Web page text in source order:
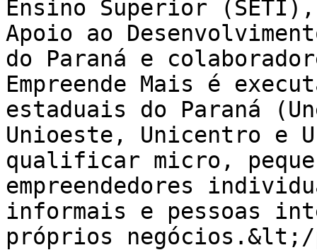
Ensino Superior
Apoio ao
do Paraná e
Empreende Mais é
estaduais do Paraná
Unioeste, Unicentro e
qualificar micro,
empreendedores
informais e pessoas
próprios